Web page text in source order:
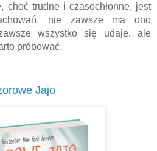
choć trudne i czasochłonne, jest
nie zawsze ma ono
wszystko się udaje, ale
próbować.
Jajo